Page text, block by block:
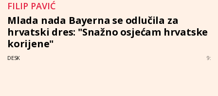
FILIP PAVIĆ
Mlada nada Bayerna se odlučila za
hrvatski dres: "Snažno osjećam hrvatske
korijene"
DESK 9: